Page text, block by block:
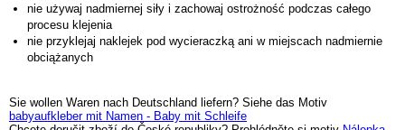
nie używaj nadmiernej siły i zachowaj ostrożność podczas całego
procesu klejenia
nie przyklejaj naklejek pod wycieraczką ani w miejscach nadmiernie
obciążanych
Sie wollen Waren nach Deutschland liefern? Siehe das Motiv
babyaufkleber mit Namen - Baby mit Schleife